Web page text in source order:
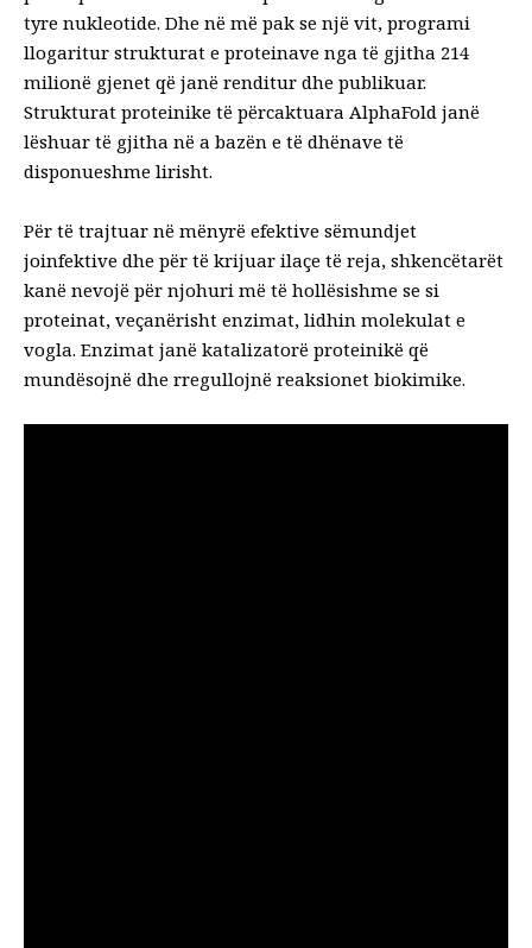
tyre nukleotide. Dhe në më pak se një vit, programi
llogaritur strukturat e proteinave nga të gjitha 214
milionë gjenet që janë renditur dhe publikuar.
Strukturat proteinike të përcaktuara AlphaFold janë
lëshuar të gjitha në a bazën e të dhënave të
disponueshme lirisht.
Për të trajtuar në mënyrë efektive sëmundjet
joinfektive dhe për të krijuar ilaçe të reja, shkencëtarët
kanë nevojë për njohuri më të hollësishme se si
proteinat, veçanërisht enzimat, lidhin molekulat e
vogla. Enzimat janë katalizatorë proteinikë që
mundësojnë dhe rregullojnë reaksionet biokimike.